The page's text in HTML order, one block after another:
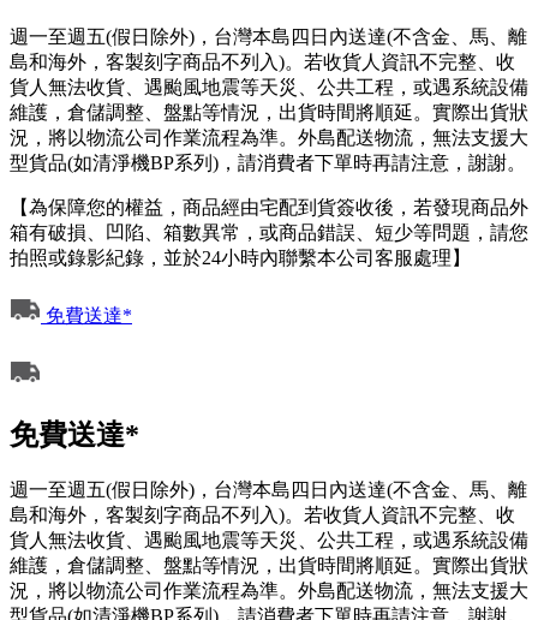
週一至週五(假日除外)，台灣本島四日內送達(不含金、馬、離
島和海外，客製刻字商品不列入)。若收貨人資訊不完整、收
貨人無法收貨、遇颱風地震等天災、公共工程，或遇系統設備
維護，倉儲調整、盤點等情況，出貨時間將順延。實際出貨狀
況，將以物流公司作業流程為準。外島配送物流，無法支援大
型貨品(如清淨機BP系列)，請消費者下單時再請注意，謝謝。
【為保障您的權益，商品經由宅配到貨簽收後，若發現商品外
箱有破損、凹陷、箱數異常，或商品錯誤、短少等問題，請您
拍照或錄影紀錄，並於24小時內聯繫本公司客服處理】
免費送達*
免費送達*
週一至週五(假日除外)，台灣本島四日內送達(不含金、馬、離
島和海外，客製刻字商品不列入)。若收貨人資訊不完整、收
貨人無法收貨、遇颱風地震等天災、公共工程，或遇系統設備
維護，倉儲調整、盤點等情況，出貨時間將順延。實際出貨狀
況，將以物流公司作業流程為準。外島配送物流，無法支援大
型貨品(如清淨機BP系列)，請消費者下單時再請注意，謝謝。